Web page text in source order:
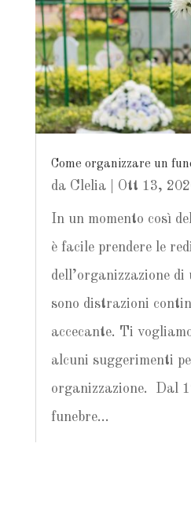
Come organizzare un
da Clelia| Ott 13,
In un momento così
è facile prendere le
dell’organizzazione
sono distrazioni
accecante. Ti
alcuni suggerimenti
organizzazione. Dal
funebre...